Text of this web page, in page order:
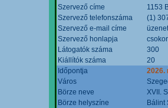
Szervező címe
1153
Szervező telefonszáma
(1)
Szervező e-mail címe
Szervező honlapja
Látogatók száma
300
Kiállítók száma
20
Időpontja
2026.
Város
Börze neve
XVII.
Börze helyszíne
Bálint